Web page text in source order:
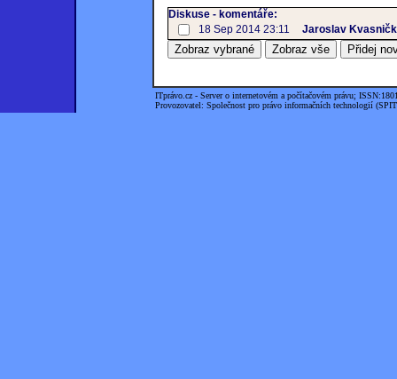
Diskuse - komentáře:
18 Sep 2014 23:11
Jaroslav
ITprávo.cz - Server o internetovém a počítačovém právu;
Provozovatel: Společnost pro právo informačních technologií